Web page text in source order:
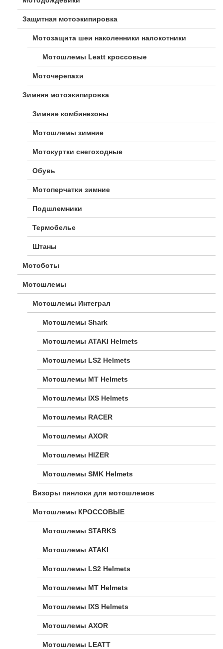
Защитная мотоэкипировка
Мотозащита шеи наколенники налокотники
Мотошлемы Leatt кроссовые
Моточерепахи
Зимняя мотоэкипировка
Зимние комбинезоны
Мотошлемы зимние
Мотокуртки снегоходные
Обувь
Мотоперчатки зимние
Подшлемники
Термобелье
Штаны
Мотоботы
Мотошлемы
Мотошлемы Интеграл
Мотошлемы Shark
Мотошлемы ATAKI Helmets
Мотошлемы LS2 Helmets
Мотошлемы MT Helmets
Мотошлемы IXS Helmets
Мотошлемы RACER
Мотошлемы AXOR
Мотошлемы HIZER
Мотошлемы SMK Helmets
Визоры пинлоки для мотошлемов
Мотошлемы КРОССОВЫЕ
Мотошлемы STARKS
Мотошлемы ATAKI
Мотошлемы LS2 Helmets
Мотошлемы MT Helmets
Мотошлемы IXS Helmets
Мотошлемы AXOR
Мотошлемы LEATT